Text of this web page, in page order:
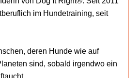
im Hundetraining, seit
deren Hunde wie auf
sind, sobald irgendwo ein